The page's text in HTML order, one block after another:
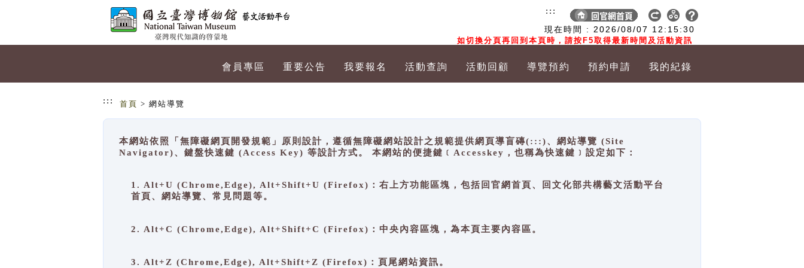
現在時間 : 2026/08/07 12:15:31
如切換分頁再回到本頁時，請按F5取得最新時間及活動資訊
:::
會員專區 重要公告 我要報名 活動查詢 活動回顧 導覽預約 預約申請 我的紀錄
::: 首頁 > 網站導覽
本網站依照「無障礙網頁開發規範」原則設計，遵循無障礙網站設計之規範提供網頁導盲磚(:::)、網站導覽 (Site
Navigator)、鍵盤快速鍵 (Access Key) 等設計方式。 本網站的便捷鍵﹝Accesskey，也稱為快速鍵﹞設定如下：
1. Alt+U (Chrome,Edge), Alt+Shift+U (Firefox)：右上方功能區塊，包括回官網首頁、回文化部共構藝文活動平台
首頁、網站導覽、常見問題等。
2. Alt+C (Chrome,Edge), Alt+Shift+C (Firefox)：中央內容區塊，為本頁主要內容區。
3. Alt+Z (Chrome,Edge), Alt+Shift+Z (Firefox)：頁尾網站資訊。